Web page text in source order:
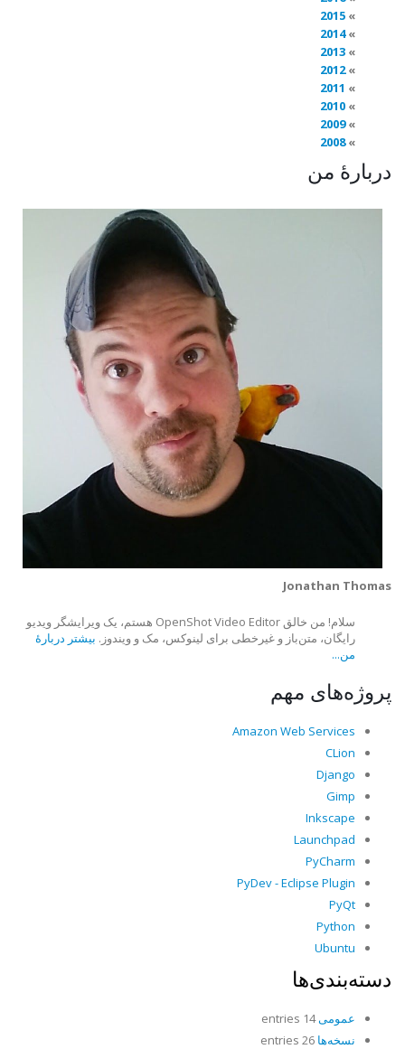
2015
2014
2013
2012
2011
2010
2009
2008
دربارهٔ من
Jonathan Thomas
سلام! من خالق OpenShot Video Editor هستم، یک ویرایشگر ویدیو
رایگان، متن‌باز و غیرخطی برای لینوکس، مک و ویندوز. بیشتر دربارهٔ
من...
پروژه‌های مهم
Amazon Web Services
CLion
Django
Gimp
Inkscape
Launchpad
PyCharm
PyDev - Eclipse Plugin
PyQt
Python
Ubuntu
دسته‌بندی‌ها
عمومی14 entries
نسخه‌ها